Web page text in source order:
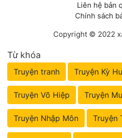
Liên hệ bản
Chính sách
Copyright © 2022
Từ khóa
Truyện tranh Truyện Kỳ
Truyện Võ Hiệp Truyện
Truyện Nhập Môn Truyện